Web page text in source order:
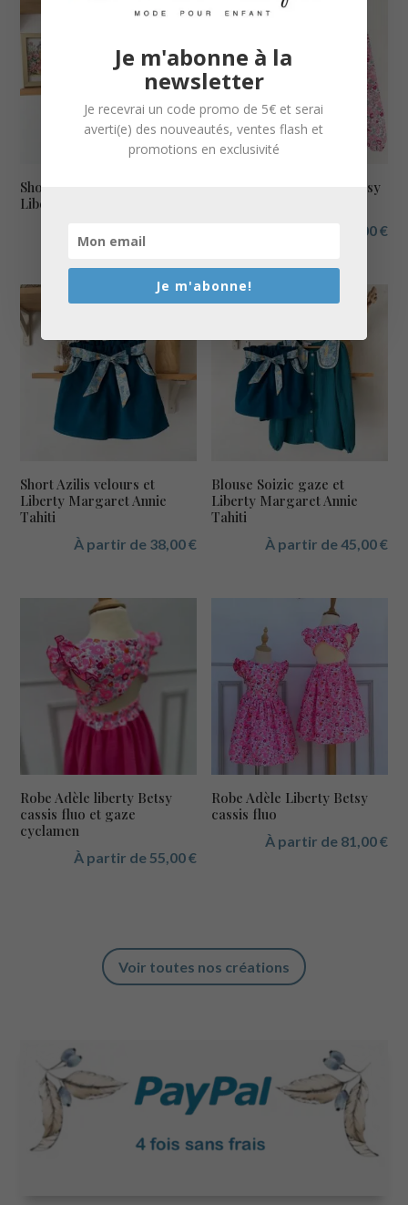
Short Azilis velours et
Liberty Betsy pétale irisé
Blouse Soizic Liberty Betsy
51,00€
Short Azilis velours et
Liberty Margaret Annie
Tahiti
À partir de 38,00€
Blouse Soizic gaze et
Liberty Margaret Annie
Tahiti
À partir de45,00€
Robe Adèle liberty Betsy
cassis fluo et gaze
cyclamen
À partir de 55,00€
Robe Adèle Liberty Betsy
cassis fluo
À partir de 81,00€
Voir toutes nos créations
Je m'abonne à la
newsletter
Je recevrai un code promo de 5€ et serai
averti(e) des nouveautés, ventes flash et
promotions en exclusivité
Je m'abonne!